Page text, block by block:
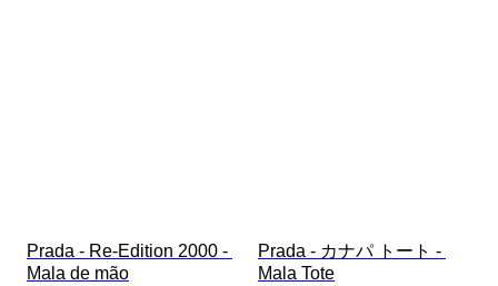
Prada - Re-Edition 2000 -
Mala de mão
Prada - カナパ トート -
Mala Tote